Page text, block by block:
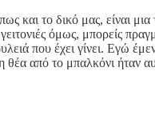
και το δικό μας, είναι μια
όμως, μπορείς
που έχει γίνει. Εγώ
θέα από το μπαλκόνι ήταν